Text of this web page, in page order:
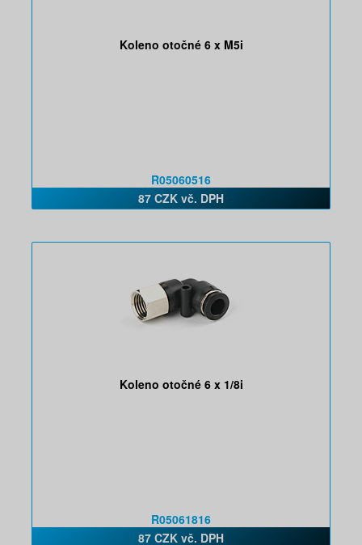
Koleno otočné 6 x M5i
R05060516
87 CZK vč. DPH
Koleno otočné 6 x 1/8i
R05061816
87 CZK vč. DPH